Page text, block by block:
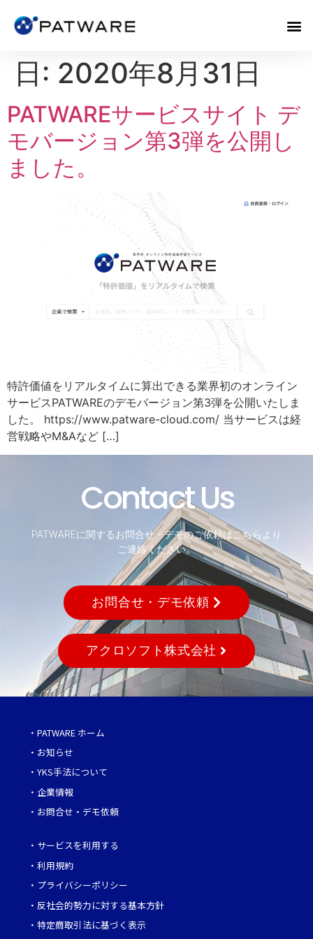
日: 2020年8月31日
PATWAREサービスサイト デ
モバージョン第3弾を公開し
ました。
特許価値をリアルタイムに算出できる業界初のオンライン
サービスPATWAREのデモバージョン第3弾を公開いたしま
した。 https://www.patware-cloud.com/ 当サービスは経
営戦略やM&Aなど […]
Contact Us
PATWAREに関するお問合せ・デモのご依頼はこちらより
ご連絡ください。
お問合せ・デモ依頼
アクロソフト株式会社
・ PATWARE ホーム
・ お知らせ
・ YKS手法について
・ 企業情報
・ お問合せ・デモ依頼
・ サービスを利用する
・ 利用規約
・ プライバシーポリシー
・ 反社会的勢力に対する基本方針
・ 特定商取引法に基づく表示